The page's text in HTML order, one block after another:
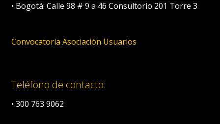
• Bogotá: Calle 98 # 9 a 46 Consultorio 201 Torre 3
Convocatoria Asociación Usuarios
Teléfono de contacto:
• 300 763 9062